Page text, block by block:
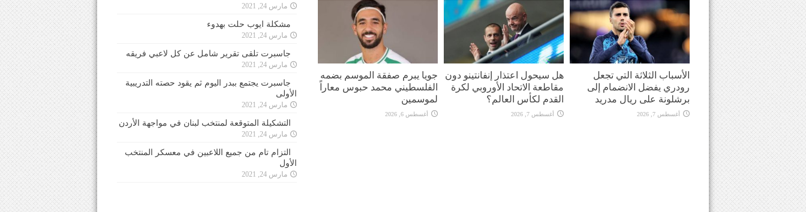
الأسباب الثلاثة التي تجعل
رودري يفضل الانضمام إلى
برشلونة على ريال مدريد
أغسطس 7, 2026
هل سيحول اعتذار إنفانتينو دون
مقاطعة الاتحاد الأوروبي لكرة
القدم لكأس العالم؟
أغسطس 7, 2026
جويا يبرم صفقة الموسم بضمه
الفلسطيني محمد حبوس معاراً
لموسمين
أغسطس 6, 2026
مارس 24, 2021
مشكلة ايوب حلت بهدوء
مارس 24, 2021
جاسبرت تلقى تقرير شامل عن كل لاعبي فريقه
مارس 24, 2021
جاسبرت يجتمع ببدر اليوم ثم يقود حصته التدريبية
الأولى
مارس 24, 2021
التشكيلة المتوقعة لمنتخب لبنان في مواجهة الأردن
مارس 24, 2021
التزام تام من جميع اللاعبين في معسكر المنتخب
الأول
مارس 24, 2021